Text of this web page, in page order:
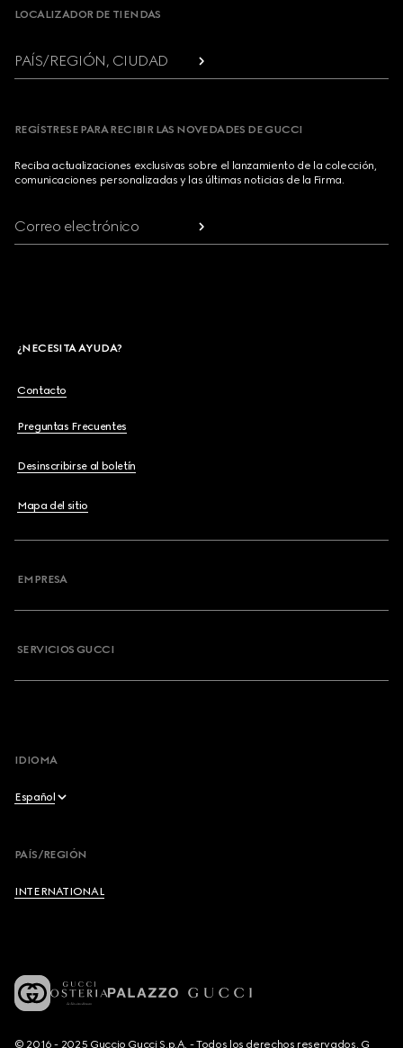
LOCALIZADOR DE TIENDAS
PAÍS/REGIÓN, CIUDAD
REGÍSTRESE PARA RECIBIR LAS NOVEDADES DE GUCCI
Reciba actualizaciones exclusivas sobre el lanzamiento de la colección,
comunicaciones personalizadas y las últimas noticias de la Firma.
Correo electrónico
¿NECESITA AYUDA?
Contacto
Preguntas Frecuentes
Desinscribirse al boletín
Mapa del sitio
EMPRESA
SERVICIOS GUCCI
IDIOMA
Español
Français
PAÍS/REGIÓN
INTERNATIONAL
© 2016 - 2025 Guccio Gucci S.p.A. - Todos los derechos reservados. G